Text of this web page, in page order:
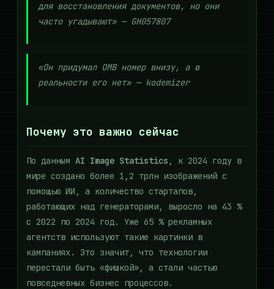
для восстановления документов, но они
часто угадывают» — GH057807
«Он придумал OMB номер внизу, а в
реальности его нет» — kodemizer
Почему это важно сейчас
По данным AI Image Statistics , к 2024 году в
мире создано более 1,2 трлн изображений с
помощью ИИ, а количество стартапов,
работающих над генераторами, выросло на 43 %
с 2022 по 2024 год. Уже 65 % рекламных
агентств используют такие картинки в
кампаниях. Это значит, что технологии
перестали быть «фишкой», а стали частью
повседневных бизнес процессов.